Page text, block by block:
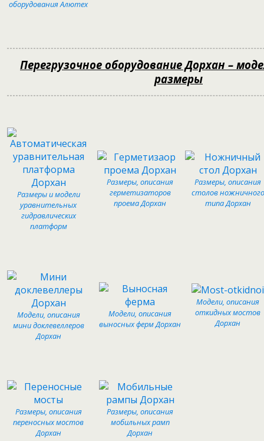
оборудования Алютех
Перегрузочное оборудование Дорхан –
размеры
Размеры и модели
уравнительных
гидравлических
платформ
Размеры, описания
герметизаторов
проема Дорхан
Размеры, описания
столов ножничного
типа Дорхан
Модели, описания
мини доклевеллеров
Дорхан
Модели, описания
выносных ферм Дорхан
Модели, описания
откидных мостов
Дорхан
Размеры, описания
переносных мостов
Дорхан
Размеры, описания
мобильных рамп
Дорхан